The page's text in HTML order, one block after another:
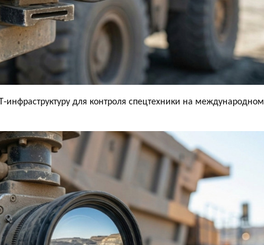
для контроля спецтехники на международном